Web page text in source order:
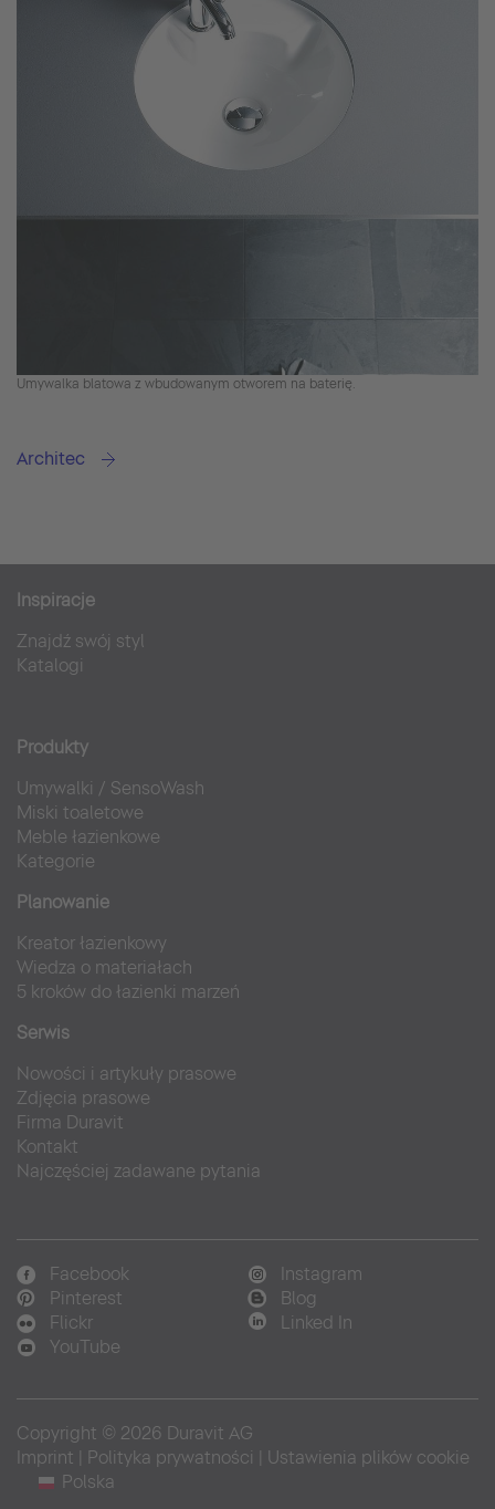
Umywalka blatowa z wbudowanym otworem na baterię.
Architec
Inspiracje
Znajdź swój styl
Katalogi
Produkty
Umywalki / SensoWash
Miski toaletowe
Meble łazienkowe
Kategorie
Planowanie
Kreator łazienkowy
Wiedza o materiałach
5 kroków do łazienki marzeń
Serwis
Nowości i artykuły prasowe
Zdjęcia prasowe
Firma Duravit
Kontakt
Najczęściej zadawane pytania
Facebook
Instagram
Pinterest
Blog
Flickr
Linked In
YouTube
Copyright © 2026 Duravit AG
Imprint
Polityka prywatności
Ustawienia plików cookie
Polska